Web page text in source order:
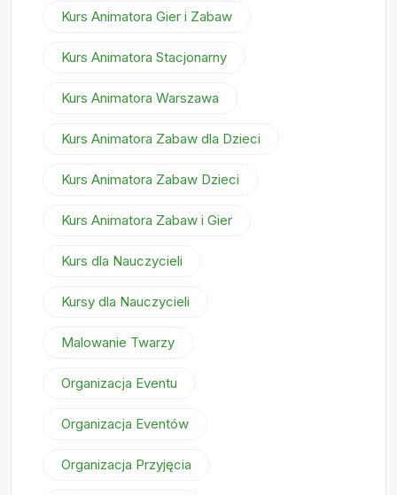
Kurs Animatora Gier i Zabaw
Kurs Animatora Stacjonarny
Kurs Animatora Warszawa
Kurs Animatora Zabaw dla Dzieci
Kurs Animatora Zabaw Dzieci
Kurs Animatora Zabaw i Gier
Kurs dla Nauczycieli
Kursy dla Nauczycieli
Malowanie Twarzy
Organizacja Eventu
Organizacja Eventów
Organizacja Przyjęcia